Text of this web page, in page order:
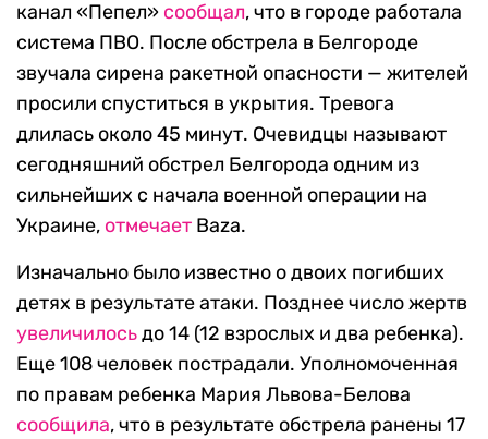
канал «Пепел» сообщал, что в городе работала
система ПВО. После обстрела в Белгороде
звучала сирена ракетной опасности — жителей
просили спуститься в укрытия. Тревога
длилась около 45 минут. Очевидцы называют
сегодняшний обстрел Белгорода одним из
сильнейших с начала военной операции на
Украине, отмечает Baza.
Изначально было известно о двоих погибших
детях в результате атаки. Позднее число жертв
увеличилосьдо 14 (12 взрослых и два ребенка).
Еще 108 человек пострадали. Уполномоченная
по правам ребенка Мария Львова-Белова
сообщила, что в результате обстрела ранены 17